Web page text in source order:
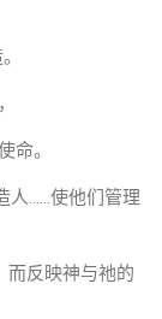
命。
人……使他们管理
而反映神与祂的